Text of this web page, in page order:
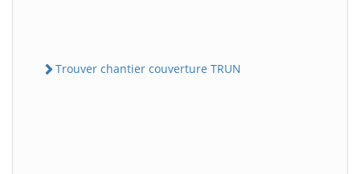
Trouver chantier couverture TRUN